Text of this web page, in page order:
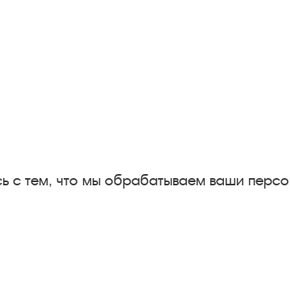
с тем, что мы обрабатываем ваши